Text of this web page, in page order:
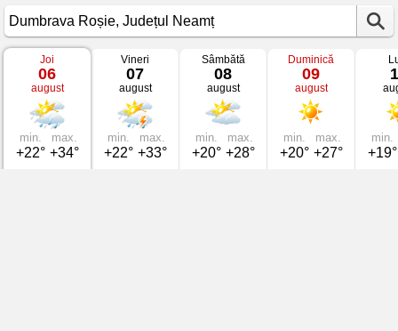
Vremea
Dumbrava
Roșie
Județul
Neamț
Joi
06
august
min.
+22°
max.
+34°
Vineri
07
august
min.
+22°
max.
+33°
Sâmbătă
08
august
min.
+20°
max.
+28°
Duminică
09
august
min.
+20°
max.
+27°
min.
+19°